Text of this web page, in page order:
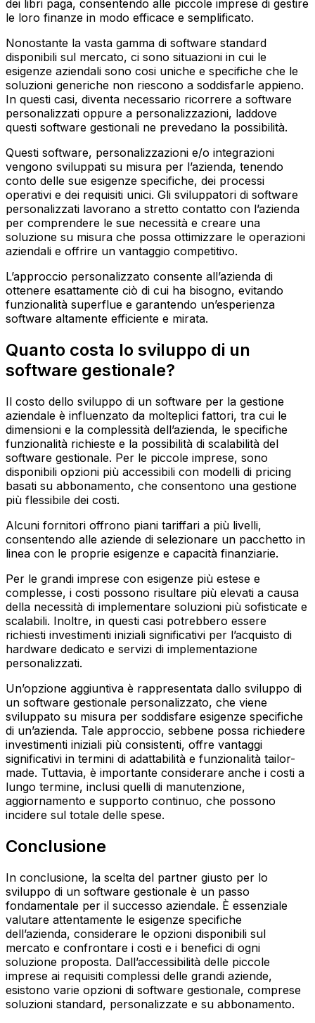
dei libri paga, consentendo alle piccole imprese di gestire
le loro finanze in modo efficace e semplificato.
Nonostante la vasta gamma di software standard
disponibili sul mercato, ci sono situazioni in cui le
esigenze aziendali sono cosi uniche e specifiche che le
soluzioni generiche non riescono a soddisfarle appieno.
In questi casi, diventa necessario ricorrere a software
personalizzati oppure a personalizzazioni, laddove
questi software gestionali ne prevedano la possibilità.
Questi software, personalizzazioni e/o integrazioni
vengono sviluppati su misura per l’azienda, tenendo
conto delle sue esigenze specifiche, dei processi
operativi e dei requisiti unici. Gli sviluppatori di software
personalizzati lavorano a stretto contatto con l’azienda
per comprendere le sue necessità e creare una
soluzione su misura che possa ottimizzare le operazioni
aziendali e offrire un vantaggio competitivo.
L’approccio personalizzato consente all’azienda di
ottenere esattamente ciò di cui ha bisogno, evitando
funzionalità superflue e garantendo un’esperienza
software altamente efficiente e mirata.
Quanto costa lo sviluppo di un
software gestionale?
Il costo dello sviluppo di un software per la gestione
aziendale è influenzato da molteplici fattori, tra cui le
dimensioni e la complessità dell’azienda, le specifiche
funzionalità richieste e la possibilità di scalabilità del
software gestionale. Per le piccole imprese, sono
disponibili opzioni più accessibili con modelli di pricing
basati su abbonamento, che consentono una gestione
più flessibile dei costi.
Alcuni fornitori offrono piani tariffari a più livelli,
consentendo alle aziende di selezionare un pacchetto in
linea con le proprie esigenze e capacità finanziarie.
Per le grandi imprese con esigenze più estese e
complesse, i costi possono risultare più elevati a causa
della necessità di implementare soluzioni più sofisticate e
scalabili. Inoltre, in questi casi potrebbero essere
richiesti investimenti iniziali significativi per l’acquisto di
hardware dedicato e servizi di implementazione
personalizzati.
Un’opzione aggiuntiva è rappresentata dallo sviluppo di
un software gestionale personalizzato, che viene
sviluppato su misura per soddisfare esigenze specifiche
di un’azienda. Tale approccio, sebbene possa richiedere
investimenti iniziali più consistenti, offre vantaggi
significativi in termini di adattabilità e funzionalità tailor-
made. Tuttavia, è importante considerare anche i costi a
lungo termine, inclusi quelli di manutenzione,
aggiornamento e supporto continuo, che possono
incidere sul totale delle spese.
Conclusione
In conclusione, la scelta del partner giusto per lo
sviluppo di un software gestionale è un passo
fondamentale per il successo aziendale. È essenziale
valutare attentamente le esigenze specifiche
dell’azienda, considerare le opzioni disponibili sul
mercato e confrontare i costi e i benefici di ogni
soluzione proposta. Dall’accessibilità delle piccole
imprese ai requisiti complessi delle grandi aziende,
esistono varie opzioni di software gestionale, comprese
soluzioni standard, personalizzate e su abbonamento.